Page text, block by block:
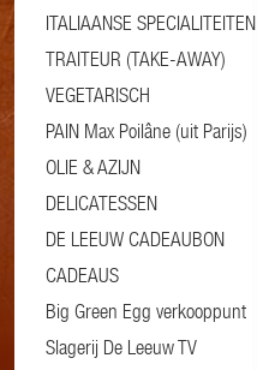
ITALIAANSE SPECIALITEITEN
TRAITEUR (TAKE-AWAY)
VEGETARISCH
PAIN Max Poilâne (uit Parijs)
OLIE & AZIJN
DELICATESSEN
DE LEEUW CADEAUBON
CADEAUS
Big Green Egg verkooppunt
Slagerij De Leeuw TV